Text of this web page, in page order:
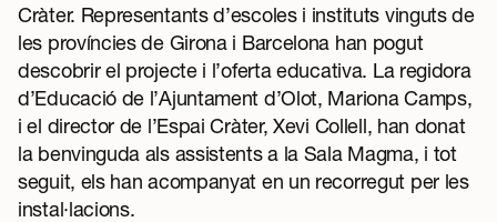
Cràter. Representants d’escoles i instituts vinguts de
les províncies de Girona i Barcelona han pogut
descobrir el projecte i l’oferta educativa. La regidora
d’Educació de l’Ajuntament d’Olot, Mariona Camps,
i el director de l’Espai Cràter, Xevi Collell, han donat
la benvinguda als assistents a la Sala Magma, i tot
seguit, els han acompanyat en un recorregut per les
instal·lacions.